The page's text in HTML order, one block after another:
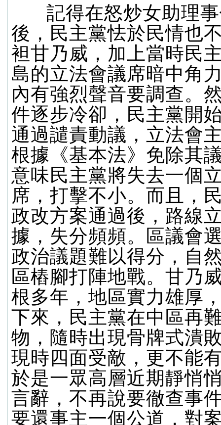
記得在怒炒女助理
後，民主黨怯於民情也
袒甘乃威，加上當時民
島的立法會議席暗中角
內有強烈聲音要調查。
件逐步冷卻，民主黨開
通過譴責動議，立法會
根據《基本法》免除其
意味民主黨將失去一個
席，打擊不小。而且，
政改方案通過後，路線
據，失分頻頻。區議會
政治議題難以得分，自
區樁腳打陣地戰。甘乃
根多年，地區實力雄厚
下來，民主黨在中區再
物，隨時出現骨牌式潰
現時四面受敵，更不能
於是一眾高層近期靜悄
言辭，不再說要徹查事
要還事主一個公道，對